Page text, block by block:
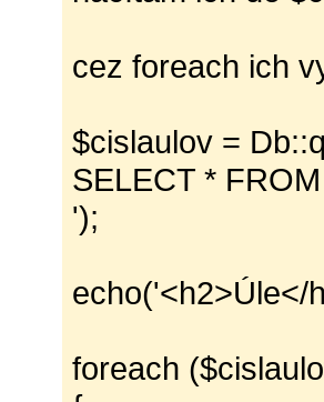
cez foreach ich
$cislaulov =
SELECT *
');
echo('<h2>Úle</
foreach